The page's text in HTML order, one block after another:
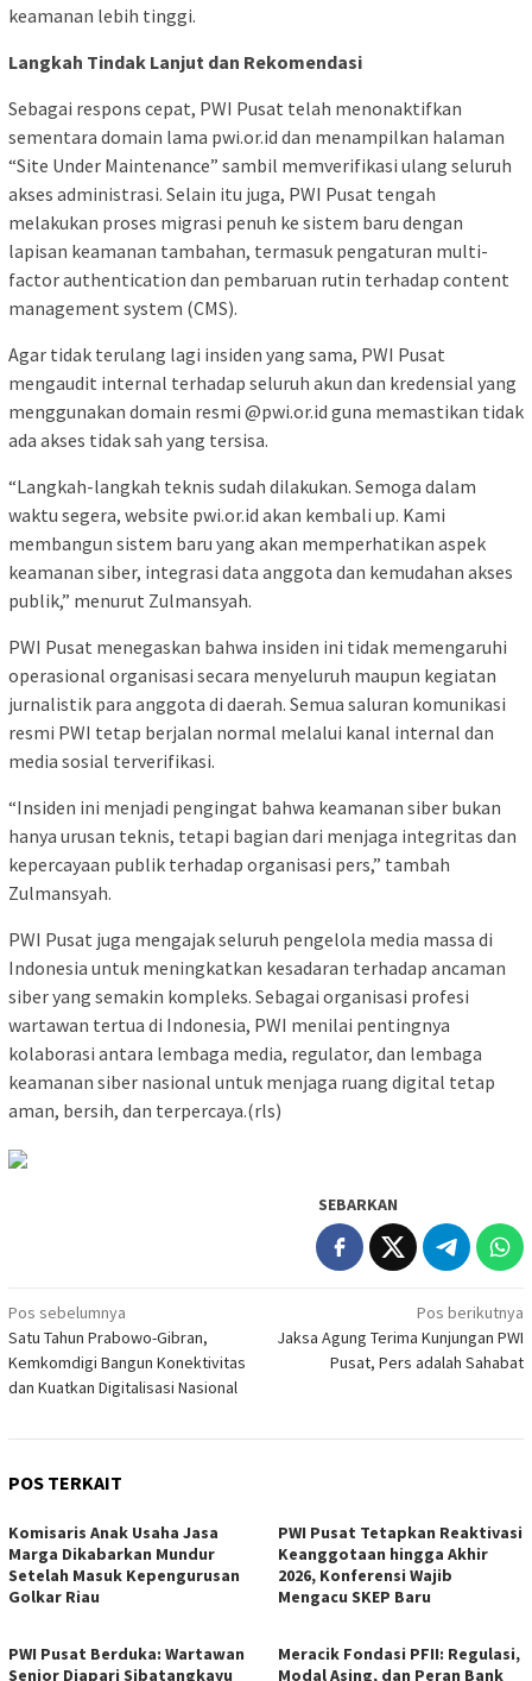
keamanan lebih tinggi.
Langkah Tindak Lanjut dan Rekomendasi
Sebagai respons cepat, PWI Pusat telah menonaktifkan
sementara domain lama pwi.or.id dan menampilkan halaman
“Site Under Maintenance” sambil memverifikasi ulang seluruh
akses administrasi. Selain itu juga, PWI Pusat tengah
melakukan proses migrasi penuh ke sistem baru dengan
lapisan keamanan tambahan, termasuk pengaturan multi-
factor authentication dan pembaruan rutin terhadap content
management system (CMS).
Agar tidak terulang lagi insiden yang sama, PWI Pusat
mengaudit internal terhadap seluruh akun dan kredensial yang
menggunakan domain resmi @pwi.or.id guna memastikan tidak
ada akses tidak sah yang tersisa.
“Langkah-langkah teknis sudah dilakukan. Semoga dalam
waktu segera, website pwi.or.id akan kembali up. Kami
membangun sistem baru yang akan memperhatikan aspek
keamanan siber, integrasi data anggota dan kemudahan akses
publik,” menurut Zulmansyah.
PWI Pusat menegaskan bahwa insiden ini tidak memengaruhi
operasional organisasi secara menyeluruh maupun kegiatan
jurnalistik para anggota di daerah. Semua saluran komunikasi
resmi PWI tetap berjalan normal melalui kanal internal dan
media sosial terverifikasi.
“Insiden ini menjadi pengingat bahwa keamanan siber bukan
hanya urusan teknis, tetapi bagian dari menjaga integritas dan
kepercayaan publik terhadap organisasi pers,” tambah
Zulmansyah.
PWI Pusat juga mengajak seluruh pengelola media massa di
Indonesia untuk meningkatkan kesadaran terhadap ancaman
siber yang semakin kompleks. Sebagai organisasi profesi
wartawan tertua di Indonesia, PWI menilai pentingnya
kolaborasi antara lembaga media, regulator, dan lembaga
keamanan siber nasional untuk menjaga ruang digital tetap
aman, bersih, dan terpercaya.(rls)
SEBARKAN
Navigasi
pos
Pos sebelumnya
Satu Tahun Prabowo-Gibran,
Kemkomdigi Bangun Konektivitas
dan Kuatkan Digitalisasi Nasional
Pos berikutnya
Jaksa Agung Terima Kunjungan PWI
Pusat, Pers adalah Sahabat
POS TERKAIT
Komisaris Anak Usaha Jasa
Marga Dikabarkan Mundur
Setelah Masuk Kepengurusan
Golkar Riau
PWI Pusat Tetapkan Reaktivasi
Keanggotaan hingga Akhir
2026, Konferensi Wajib
Mengacu SKEP Baru
PWI Pusat Berduka: Wartawan
Senior Diapari Sibatangkayu
Meracik Fondasi PFII: Regulasi,
Modal Asing, dan Peran Bank